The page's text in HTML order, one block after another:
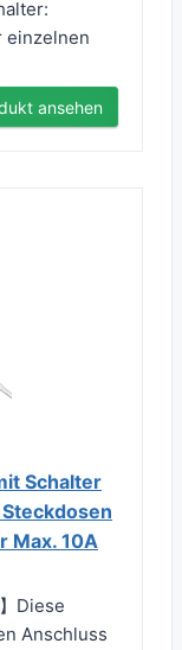
einzelnen
ansehen
Schalter
Max. 10A
Diese
Anschluss